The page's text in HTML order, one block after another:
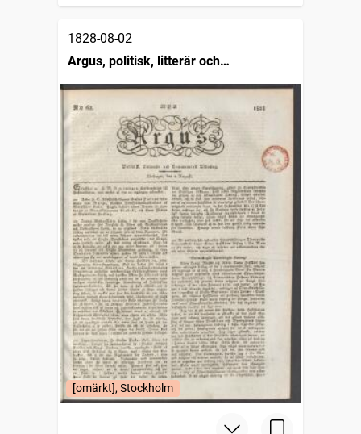
1828-08-02
Argus, politisk, litterär och
commerciell tidning
[omärkt], Stockholm